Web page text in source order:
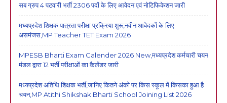
सब ग्रुप 4 पटवारी भर्ती 2306 पदों के लिए आवेदन एवं नोटिफिकेशन जारी
मध्यप्रदेश शिक्षक पात्रता परीक्षा प्रक्रिया शुरू,नवीन आवेदकों के लिए
असमंजस,MP Teacher TET Exam 2026
MPESB Bharti Exam Calender 2026 New,मध्यप्रदेश कर्मचारी चयन
मंडल द्वारा 12 भर्ती परीक्षाओं का कैलेंडर जारी
मध्यप्रदेश अतिथि शिक्षक भर्ती,जानिए कितने अंको पर किस स्कूल में किसका हुआ है
चयन,MP Atithi Shikshak Bharti School Joining List 2026